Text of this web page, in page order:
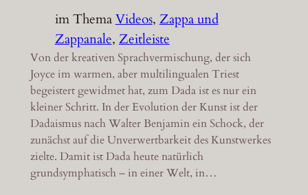
im ThemaVideos, Zappa und
Zappanale, Zeitleiste
Von der kreativen Sprachvermischung, der sich
Joyce im warmen, aber multilingualen Triest
begeistert gewidmet hat, zum Dada ist es nur ein
kleiner Schritt. In der Evolution der Kunst ist der
Dadaismus nach Walter Benjamin ein Schock, der
zunächst auf die Unverwertbarkeit des Kunstwerkes
zielte. Damit ist Dada heute natürlich
grundsymphatisch – in einer Welt, in…